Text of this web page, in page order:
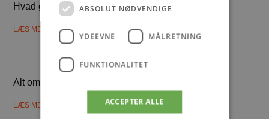
Hvad gør Hyundai Kona Electric populær?
LÆS MERE
Alt om de nyeste opdateringer til Tesla i 2024
LÆS MERE
ABSOLUT NØDVENDIGE
YDEEVNE MÅLRETNING
FUNKTIONALITET
ACCEPTER ALLE